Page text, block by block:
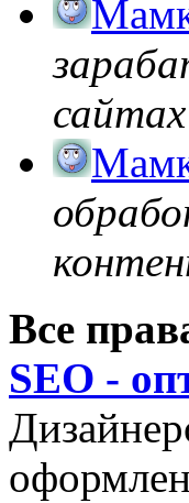
Все
SEO -